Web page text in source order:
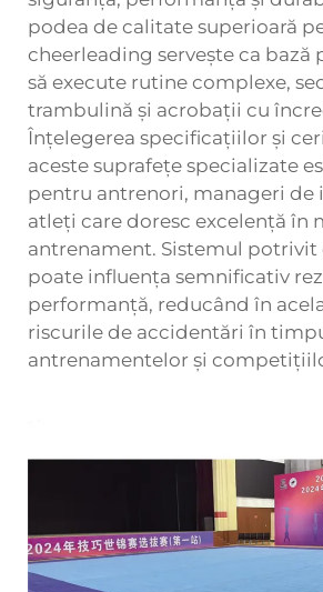
podea de calitate superioară
cheerleading servește ca bază
să execute rutine complexe,
trambulină și acrobații cu
Înțelegerea specificațiilor și
aceste suprafețe specializate
pentru antrenori, manageri de
atleți care doresc excelență în
antrenament. Sistemul potrivit
poate influența semnificativ
performanță, reducând în
riscurile de accidentări în
antrenamentelor și